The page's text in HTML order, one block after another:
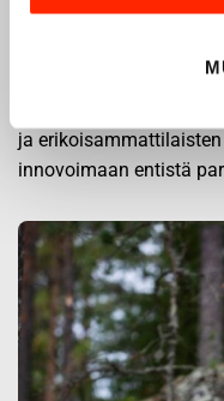
vuodesta 1975.
puolustusvoimien ja
ja
innovoimaan entistä